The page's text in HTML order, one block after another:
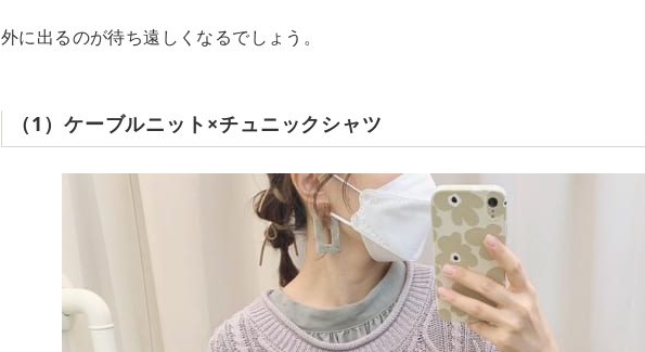
外に出るのが待ち遠しくなるでしょう。
（1）ケーブルニット×チュニックシャツ